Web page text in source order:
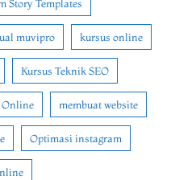
Story Templates
muvipro kursus online
Kursus Teknik SEO
Online membuat website
Optimasi instagram